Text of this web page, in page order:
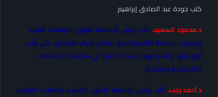
كتب جودة عبد الصادق إبراهيم
د.محمود السعيد، نائب رئيس الجامعة لشئون الدراسات العليا
والبحوث: جامعة القاهرة تضع تمكين شباب الباحثين على رأس
أولوياتها وتقدم لهم الدعم الكامل في مختلف التخصصات
الأكاديمية والبحثية.
د.أحمد رجب، نائب رئيس الجامعة لشئون التعليم والطلاب: المؤتمر